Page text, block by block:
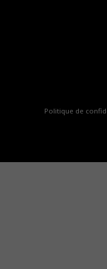
Politique de